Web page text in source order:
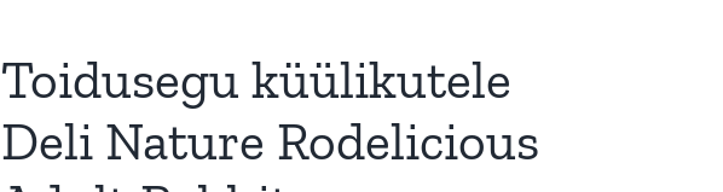
Toidusegu küülikutele
Deli Nature Rodelicious